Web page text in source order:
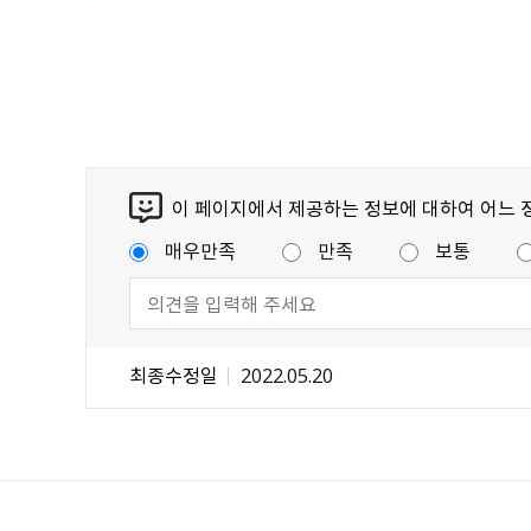
이 페이지에서 제공하는 정보에 대하여 어느
매우만족
만족 보통
최종수정일 2022.05.20